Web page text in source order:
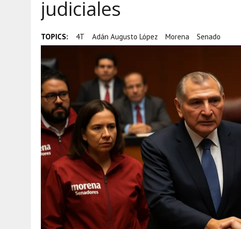
judiciales
TOPICS: 4T Adán Augusto López Morena Senado